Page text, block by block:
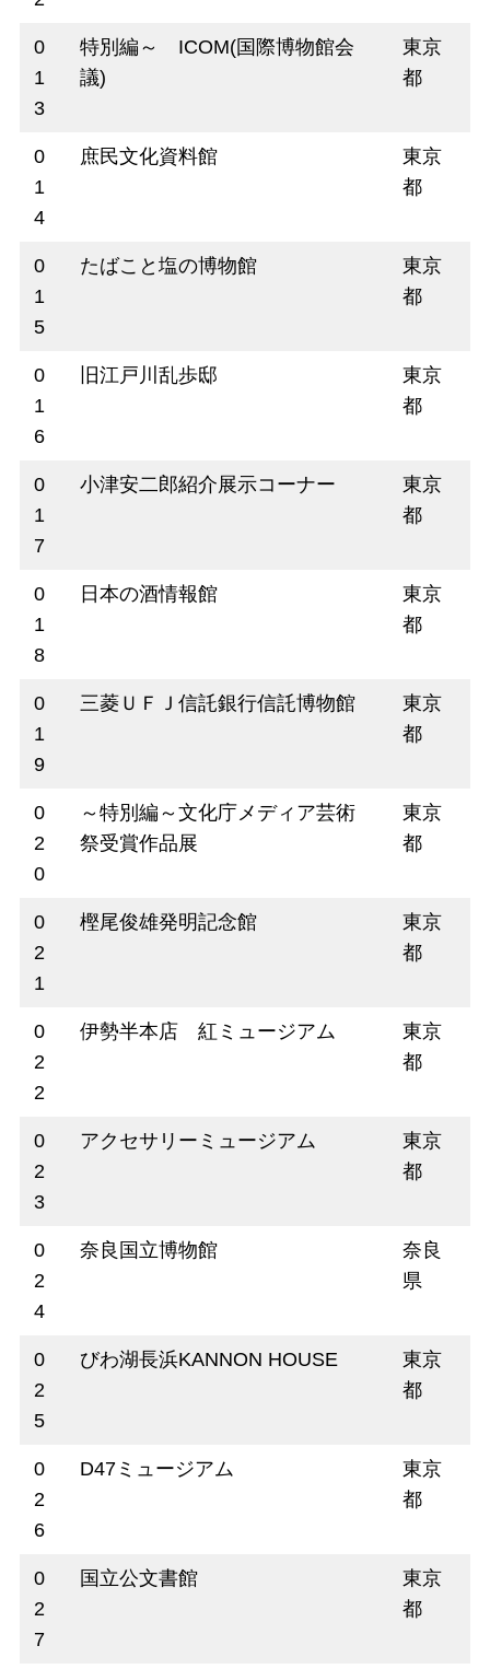
0
1
3
特別編～ ICOM(国際博物館会
議)
東京
都
0
1
4
庶民文化資料館
東京
都
0
1
5
たばこと塩の博物館
東京
都
0
1
6
旧江戸川乱歩邸
東京
都
0
1
7
小津安二郎紹介展示コーナー
東京
都
0
1
8
日本の酒情報館
東京
都
0
1
9
三菱ＵＦＪ信託銀行信託博物館
東京
都
0
2
0
～特別編～文化庁メディア芸術
祭受賞作品展
東京
都
0
2
1
樫尾俊雄発明記念館
東京
都
0
2
2
伊勢半本店 紅ミュージアム
東京
都
0
2
3
アクセサリーミュージアム
東京
都
0
2
4
奈良国立博物館
奈良
県
0
2
5
びわ湖長浜KANNON HOUSE
東京
都
0
2
6
D47ミュージアム
東京
都
0
2
7
国立公文書館
東京
都